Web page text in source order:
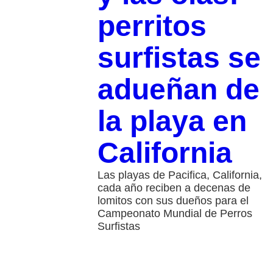
perritos
surfistas se
adueñan de
la playa en
California
Las playas de Pacifica, California,
cada año reciben a decenas de
lomitos con sus dueños para el
Campeonato Mundial de Perros
Surfistas